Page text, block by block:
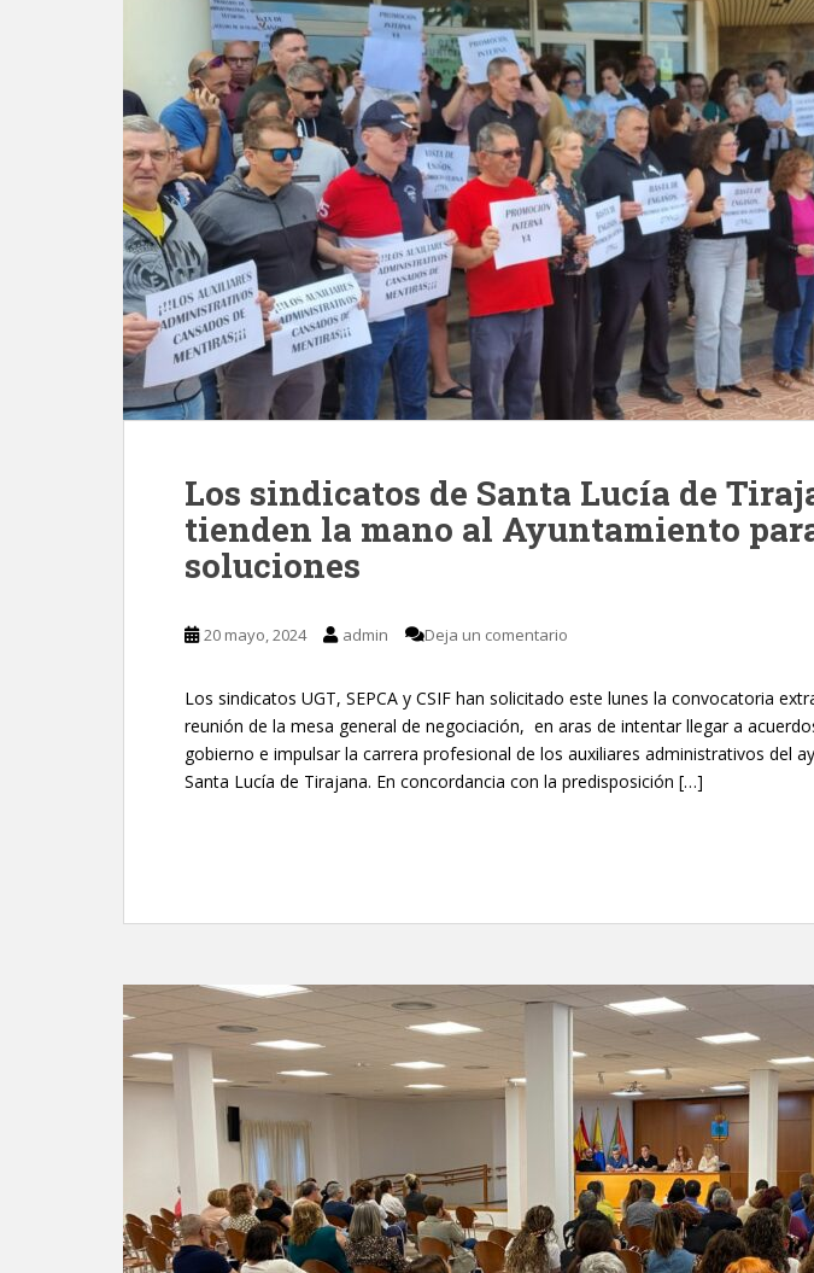
Los sindicatos de Santa Lucía de
tienden la mano al Ayuntamiento
soluciones
20 mayo, 2024 admin Deja un comentario
Los sindicatos UGT, SEPCA y CSIF han solicitado este lunes la convocatoria
reunión de la mesa general de negociación, en aras de intentar llegar a
gobierno e impulsar la carrera profesional de los auxiliares administrativos del
Santa Lucía de Tirajana. En concordancia con la predisposición […]